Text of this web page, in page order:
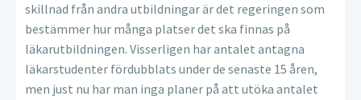
skillnad från andra utbildningar är det regeringen som
bestämmer hur många platser det ska finnas på
läkarutbildningen. Visserligen har antalet antagna
läkarstudenter fördubblats under de senaste 15 åren,
men just nu har man inga planer på att utöka antalet